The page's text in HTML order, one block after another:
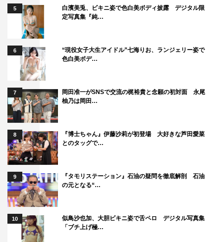
5
白濱美兎、ビキニ姿で色白美ボディ披露 デジタル限
定写真集『純…
6
“現役女子大生アイドル”七海りお、ランジェリー姿で
色白美ボデ…
7
岡田准一がSNSで交流の梶裕貴と念願の初対面 永尾
柚乃は岡田…
8
『博士ちゃん』伊藤沙莉が初登場 大好きな芦田愛菜
とのタッグで…
9
『タモリステーション』石油の疑問を徹底解剖 石油
の元となる“…
10
似鳥沙也加、大胆ビキニ姿で舌ペロ デジタル写真集
「ブチ上げ極…